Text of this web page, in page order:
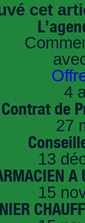
cet
4
Contrat de
27
13
A
15